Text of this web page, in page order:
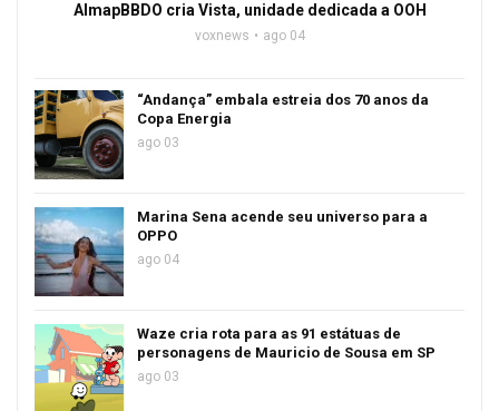
AlmapBBDO cria Vista, unidade dedicada a OOH
voxnews ago 04
“Andança” embala estreia dos 70 anos da
Copa Energia
ago 03
Marina Sena acende seu universo para a
OPPO
ago 04
Waze cria rota para as 91 estátuas de
personagens de Mauricio de Sousa em SP
ago 03